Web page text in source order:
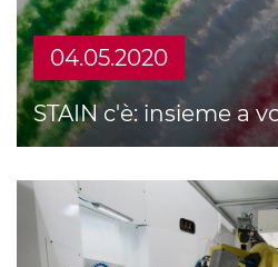
04.05.2020
STAIN c'è: insieme a